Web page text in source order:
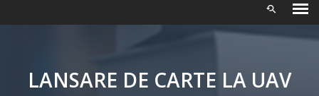
LAN SARE DE CARTE LA UAV